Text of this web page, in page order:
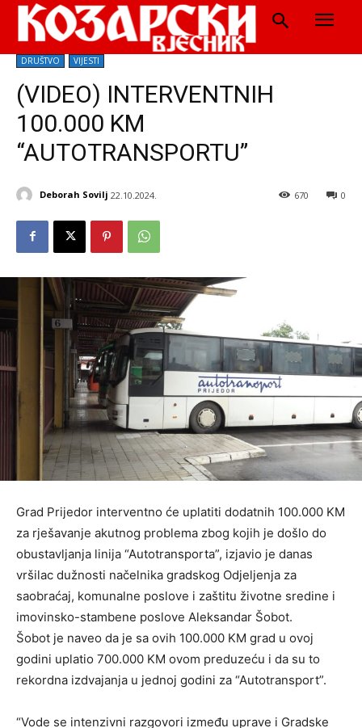
DRUŠTVO VIJESTI
(VIDEO) INTERVENTNIH
100.000 KM
“AUTOTRANSPORTU”
Deborah Sovilj 22.10.2024. 0
670
Grad Prijedor interventno će uplatiti dodatnih 100.000 KM
za rješavanje akutnog problema zbog kojih je došlo do
obustavljanja linija “Autotransporta”, izjavio je danas
vršilac dužnosti načelnika gradskog Odjeljenja za
saobraćaj, komunalne poslove i zaštitu životne sredine i
imovinsko-stambene poslove Aleksandar Šobot.
Šobot je naveo da je sa ovih 100.000 KM grad u ovoj
godini uplatio 700.000 KM ovom preduzeću i da su to
rekordna izdvajanja u jednoj godini za “Autotransport”.
“Vode se intenzivni razgovori između uprave i Gradske